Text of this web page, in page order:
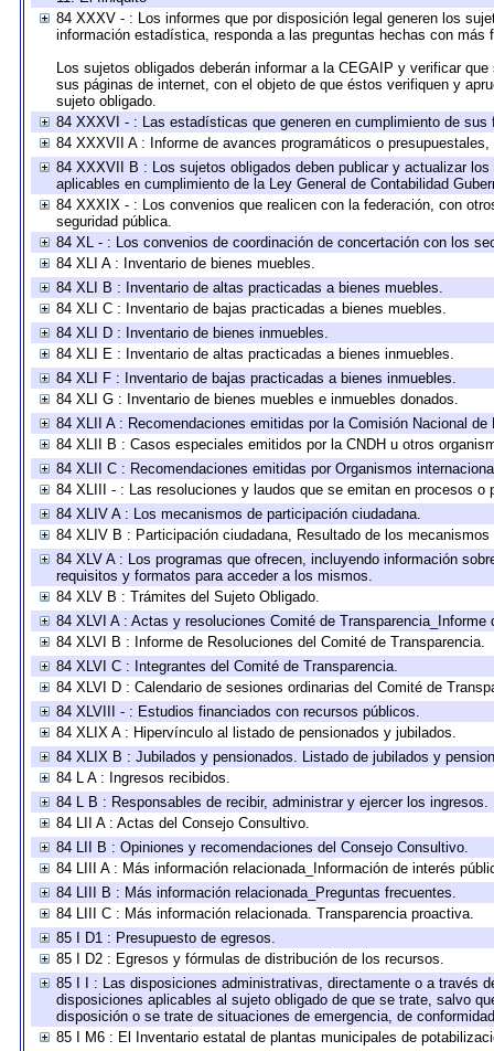
84 XXXV - : Los informes que por disposición legal generen los
información estadística, responda a las preguntas hechas con más
Los sujetos obligados deberán informar a la CEGAIP y verificar
sus páginas de internet, con el objeto de que éstos verifiquen y
sujeto obligado.
84 XXXVI - : Las estadísticas que generen en cumplimiento de
84 XXXVII A : Informe de avances programáticos o
84 XXXVII B : Los sujetos obligados deben publicar y actualizar
aplicables en cumplimiento de la Ley General de Contabilidad
84 XXXIX - : Los convenios que realicen con la federación, con
seguridad pública.
84 XL - : Los convenios de coordinación de concertación con los
84 XLI A : Inventario de bienes muebles.
84 XLI B : Inventario de altas practicadas a bienes muebles.
84 XLI C : Inventario de bajas practicadas a bienes muebles.
84 XLI D : Inventario de bienes inmuebles.
84 XLI E : Inventario de altas practicadas a bienes inmuebles.
84 XLI F : Inventario de bajas practicadas a bienes inmuebles.
84 XLI G : Inventario de bienes muebles e inmuebles donados.
84 XLII A : Recomendaciones emitidas por la Comisión Nacional de
84 XLII B : Casos especiales emitidos por la CNDH u otros
84 XLII C : Recomendaciones emitidas por Organismos
84 XLIII - : Las resoluciones y laudos que se emitan en procesos o
84 XLIV A : Los mecanismos de participación ciudadana.
84 XLIV B : Participación ciudadana, Resultado de los
84 XLV A : Los programas que ofrecen, incluyendo información
requisitos y formatos para acceder a los mismos.
84 XLV B : Trámites del Sujeto Obligado.
84 XLVI A : Actas y resoluciones Comité de
84 XLVI B : Informe de Resoluciones del Comité de Transparencia.
84 XLVI C : Integrantes del Comité de Transparencia.
84 XLVI D : Calendario de sesiones ordinarias del Comité de
84 XLVIII - : Estudios financiados con recursos públicos.
84 XLIX A : Hipervínculo al listado de pensionados y jubilados.
84 XLIX B : Jubilados y pensionados. Listado de jubilados y
84 L A : Ingresos recibidos.
84 L B : Responsables de recibir, administrar y ejercer los ingresos.
84 LII A : Actas del Consejo Consultivo.
84 LII B : Opiniones y recomendaciones del Consejo Consultivo.
84 LIII A : Más información relacionada_Información de interés
84 LIII B : Más información relacionada_Preguntas frecuentes.
84 LIII C : Más información relacionada. Transparencia proactiva.
85 I D1 : Presupuesto de egresos.
85 I D2 : Egresos y fórmulas de distribución de los recursos.
85 I I : Las disposiciones administrativas, directamente o a través
disposiciones aplicables al sujeto obligado de que se trate, salvo
disposición o se trate de situaciones de emergencia, de
85 I M6 : El Inventario estatal de plantas municipales de